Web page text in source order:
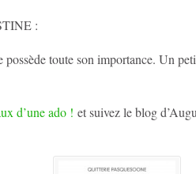
:
toute son importance. Un
d’une ado ! et suivez le blog